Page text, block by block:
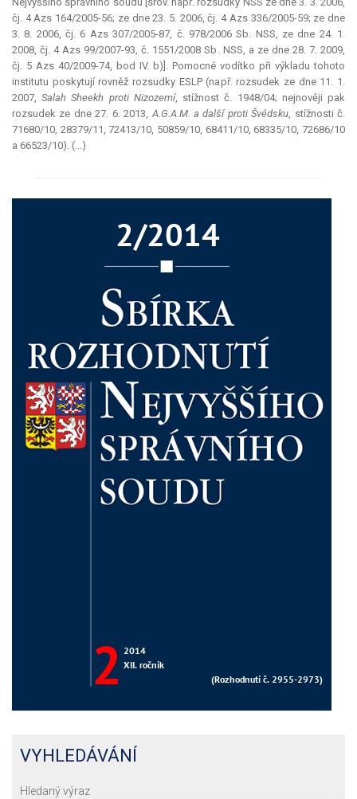
čj. 4 Azs 164/2005-56; ze dne 23. 5. 2006, čj. 4 Azs 336/2005-59; ze dne
3. 8. 2006, čj. 6 Azs 307/2005-87, č. 978/2006 Sb. NSS, ze dne 24. 1.
2008, čj. 4 Azs 99/2007-93, č. 1551/2008 Sb. NSS, a ze dne 28. 7. 2009,
čj. 5 Azs 40/2009-74, bod IV. b)]. Pomocné vodítko při výkladu tohoto
institutu poskytují rovněž rozsudky ESLP (např. rozsudek ze dne 11. 1.
2007,Salah Sheekh proti Nizozemí, stížnost č. 1948/04; nejnověji pak
rozsudek ze dne 27. 6. 2013,A.G.A.M. a další proti Švédsku, stížnosti č.
71680/10, 28379/11, 72413/10, 50859/10, 68411/10, 68335/10, 72686/10
a 66523/10). (...)
VYHLEDÁVÁNÍ
Hledaný výraz